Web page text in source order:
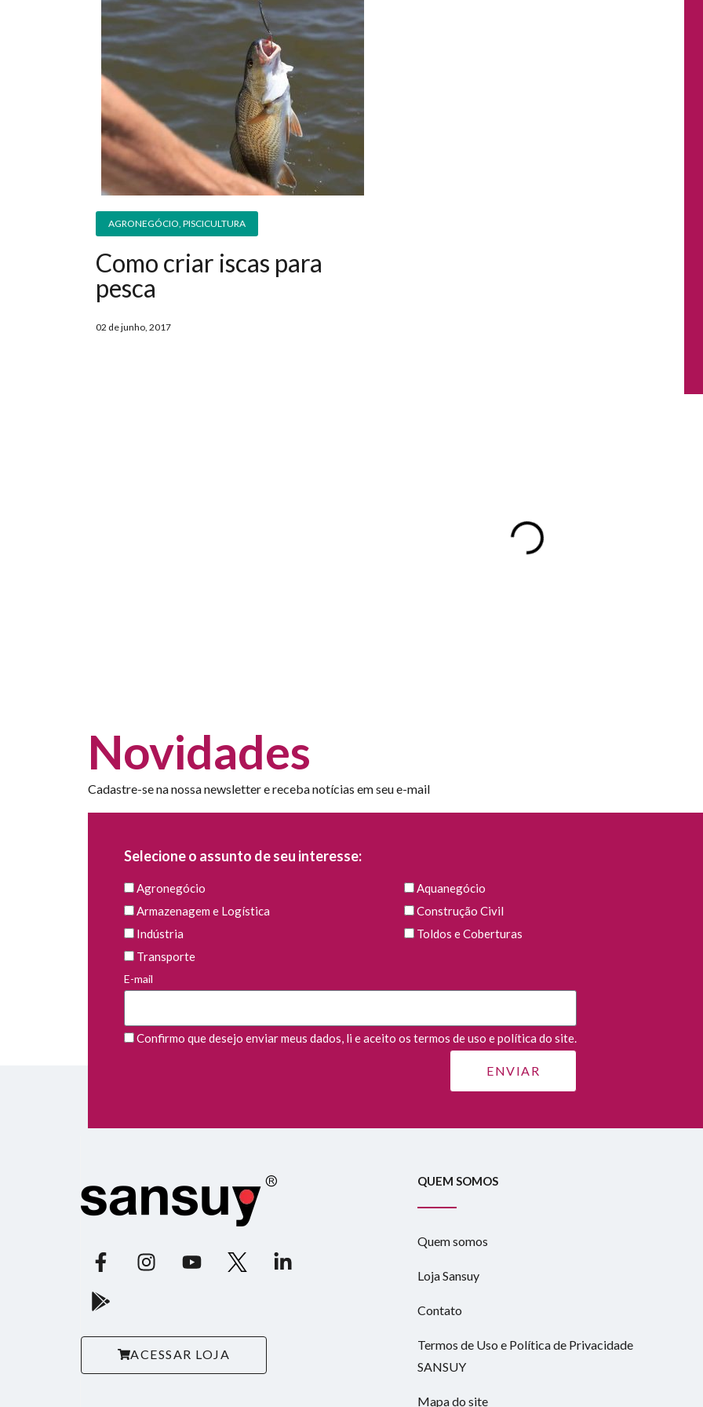
AGRONEGÓCIO, PISCICULTURA
Como criar iscas para
pesca
02 de junho, 2017
Novidades
Cadastre-se na nossa newsletter e receba notícias em seu e-mail
Selecione o assunto de seu interesse:
Agronegócio
Aquanegócio
Armazenagem e Logística
Construção Civil
Indústria
Toldos e Coberturas
Transporte
E-mail
Confirmo que desejo enviar meus dados, li e aceito os termos de uso e política do site.
ACESSAR LOJA
QUEM SOMOS
Quem somos
Loja Sansuy
Contato
Termos de Uso e Política de Privacidade
SANSUY
Mapa do site